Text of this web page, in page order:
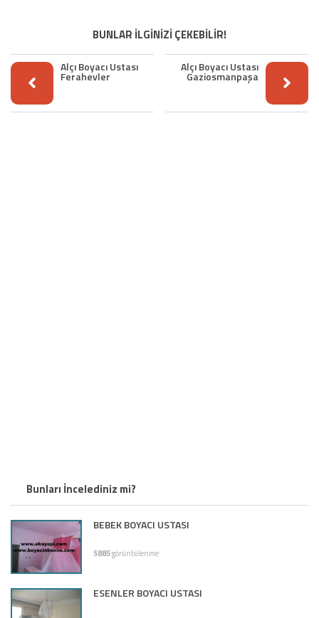
BUNLAR İLGİNİZİ ÇEKEBİLİR!
Alçı Boyacı Ustası
Ferahevler
Alçı Boyacı Ustası
Gaziosmanpaşa
Bunları İncelediniz mi?
BEBEK BOYACI USTASI
5885görüntülenme
ESENLER BOYACI USTASI